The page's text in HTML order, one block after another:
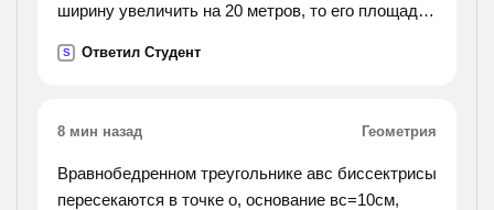
ширину увеличить на 20 метров, то его площадь
длину и ширину данного прямоугольника.
S Ответил Студент
8 мин назад Геометрия
Вравнобедренном треугольнике авс биссектрисы
пересекаются в точке о, основание вс=10см,